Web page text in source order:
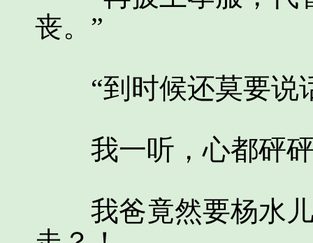
丧。”
“到时候还莫要说
我一听，心都砰砰
我爸竟然要杨水儿